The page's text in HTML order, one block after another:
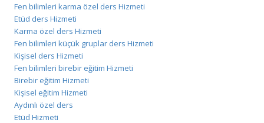
Fen bilimleri karma özel ders Hizmeti
Etüd ders Hizmeti
Karma özel ders Hizmeti
Fen bilimleri küçük gruplar ders Hizmeti
Kişisel ders Hizmeti
Fen bilimleri birebir eğitim Hizmeti
Birebir eğitim Hizmeti
Kişisel eğitim Hizmeti
Aydınlı özel ders
Etüd Hizmeti